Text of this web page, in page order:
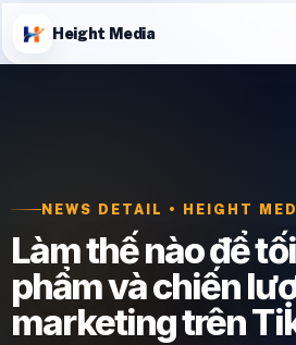
Height Media
NEWS DETAIL • HEIGHT
Làm thế nào để
phẩm và chiến
marketing trên